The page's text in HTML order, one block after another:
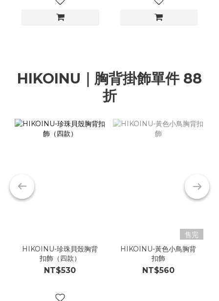
HIKOINU｜胸背掛飾單件 88
折
HIKOINU-珍珠貝殼胸背
扣飾（四款）
NT$530
售完
HIKOINU-黃色小鳥胸背
扣飾
NT$560